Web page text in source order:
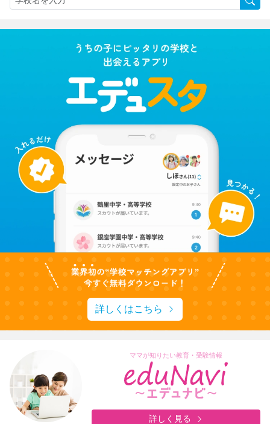
詳しくはこちら
ママが知りたい教育・受験情報
詳しく見る